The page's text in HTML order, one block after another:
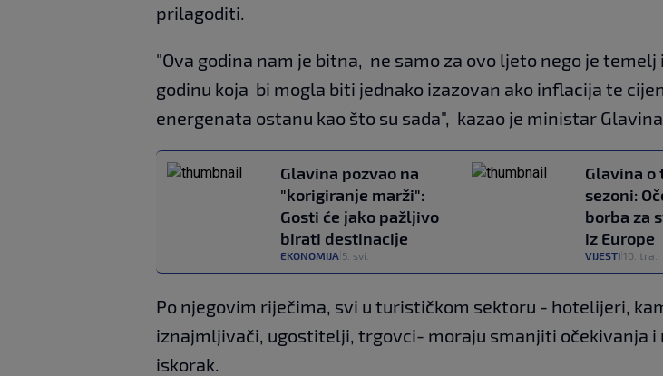
prilagoditi.
"Ova godina nam je bitna, ne samo za ovo ljeto nego je temelj
godinu koja bi mogla biti jednako izazovan ako inflacija te
energenata ostanu kao što su sada", kazao je ministar Glavina.
Glavina pozvao na
"korigiranje marži":
Gosti će jako pažljivo
birati destinacije
EKONOMIJA 5. svi.
Glavina
sezoni:
borba za
iz Europe
VIJESTI 10. tra.
Po njegovim riječima, svi u turističkom sektoru - hotelijeri,
iznajmljivači, ugostitelji, trgovci- moraju smanjiti očekivanja
iskorak.